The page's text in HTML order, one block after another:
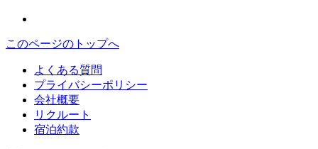
このページのトップへ
よくある質問
プライバシーポリシー
会社概要
リクルート
宿泊約款